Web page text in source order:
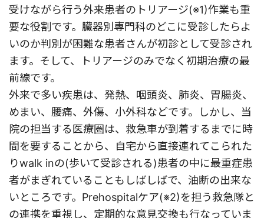
受けながら行う外来患者のトリアージ(※1)作業も重
要な役割です。臓器別専門科のどこに受診したらよ
いのか判別が困難な患者さんが初診として受診され
ます。そして、トリアージのみでなく初期治療の最
前線です。
外来で多い疾患は、発熱、咽頭炎、肺炎、胃腸炎、
めまい、腰痛、外傷、小外科などです。しかし、当
院の担当する医療圏は、救急車が到着するまでに時
間を要することから、自宅から直接連れてこられた
りwalk inの(歩いて受診される)患者の中に最重症患
者がまぎれていることもしばしばで、油断の出来な
いところです。Prehospitalケア(※2)を担う救急隊と
の連携を重視し、定期的な意見交換も行なっていま